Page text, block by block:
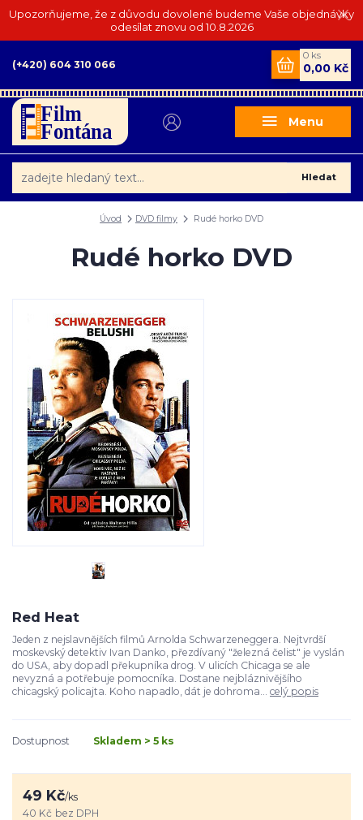
Upozorňujeme, že z důvodu dovolené budeme Vaše objednávky
odesílat znovu od 10.8.2026
Menu
Hledat
(+420) 604 310 066
0 ks
0,00 Kč
Úvod DVD filmy Rudé horko DVD
Rudé horko DVD
Red Heat
Jeden z nejslavnějších filmů Arnolda Schwarzeneggera. Nejtvrdší
moskevský detektiv Ivan Danko, přezdívaný "železná čelist" je vyslán
do USA, aby dopadl překupníka drog. V ulicích Chicaga se ale
nevyzná a potřebuje pomocníka. Dostane nejbláznivějšího
chicagský policajta. Koho napadlo, dát je dohroma... celý popis
Dostupnost Skladem > 5 ks
49 Kč/ks
40 Kč bez DPH